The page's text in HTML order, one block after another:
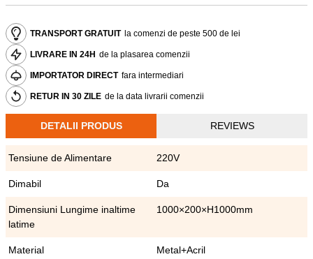
TRANSPORT GRATUIT la comenzi de peste 500 de lei
LIVRARE IN 24H de la plasarea comenzii
IMPORTATOR DIRECT fara intermediari
RETUR IN 30 ZILE de la data livrarii comenzii
DETALII PRODUS REVIEWS
Tensiune de Alimentare 220V
Dimabil Da
Dimensiuni Lungime inaltime
latime
1000×200×H1000mm
Material Metal+Acril